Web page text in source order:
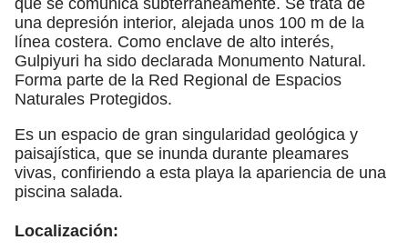
una depresión interior, alejada unos 100 m de la
línea costera. Como enclave de alto interés,
Gulpiyuri ha sido declarada Monumento Natural.
Forma parte de la Red Regional de Espacios
Naturales Protegidos.
Es un espacio de gran singularidad geológica y
paisajística, que se inunda durante pleamares
vivas, confiriendo a esta playa la apariencia de una
piscina salada.
Localización: